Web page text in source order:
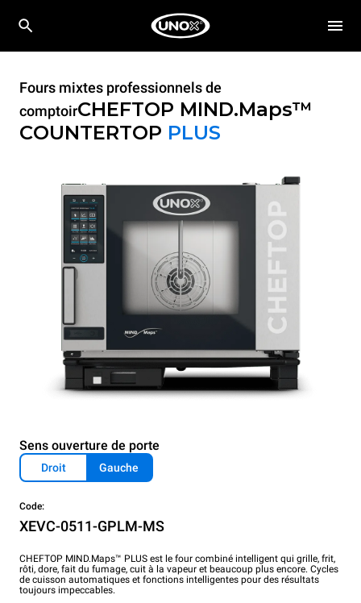
Fours mixtes professionnels de
comptoirCHEFTOP MIND.Maps™
COUNTERTOP PLUS
Sens ouverture de porte
Droit Gauche
Code:
XEVC-0511-GPLM-MS
CHEFTOP MIND.Maps™ PLUS est le four combiné intelligent qui grille, frit,
rôti, dore, fait du fumage, cuit à la vapeur et beaucoup plus encore. Cycles
de cuisson automatiques et fonctions intelligentes pour des résultats
toujours impeccables.